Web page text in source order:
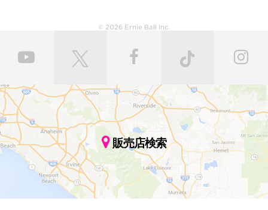
© 2026 Ernie Ball Inc.
販売店検索